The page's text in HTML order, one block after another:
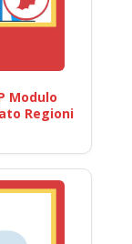
Modulo
Regioni